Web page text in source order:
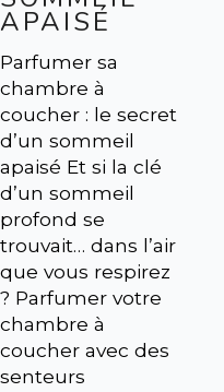
APAISÉ
Parfumer sa
chambre à
coucher : le secret
d’un sommeil
apaisé Et si la clé
d’un sommeil
profond se
trouvait… dans l’air
que vous respirez
? Parfumer votre
chambre à
coucher avec des
senteurs